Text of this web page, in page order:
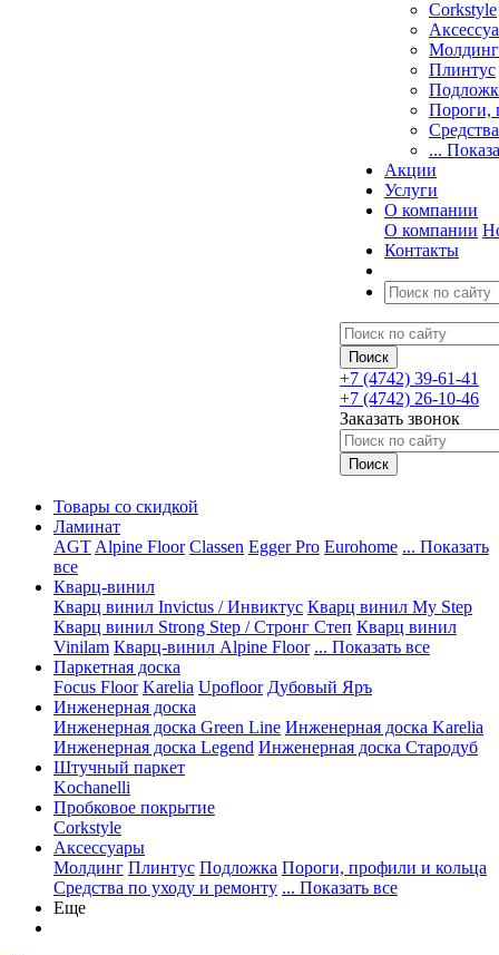
Corkstyle
Молдинг
Плинтус
Пороги,
...
Акции
Услуги
О компании
О компании
Контакты
+7 (4742) 39-61-41
+7 (4742) 26-10-46
Заказать звонок
Товары со скидкой
Ламинат
AGT Alpine Floor Classen Egger Pro Eurohome ... Показать
все
Кварц-винил
Кварц винил Invictus / Инвиктус Кварц винил My Step
Кварц винил Strong Step / Стронг Степ Кварц винил
Vinilam Кварц-винил Alpine Floor ... Показать все
Паркетная доска
Focus Floor Karelia Upofloor Дубовый Яръ
Инженерная доска
Инженерная доска Green Line Инженерная доска Karelia
Инженерная доска Legend Инженерная доска Стародуб
Штучный паркет
Kochanelli
Пробковое покрытие
Corkstyle
Аксессуары
Молдинг Плинтус Подложка Пороги, профили и кольца
Средства по уходу и ремонту ... Показать все
Еще